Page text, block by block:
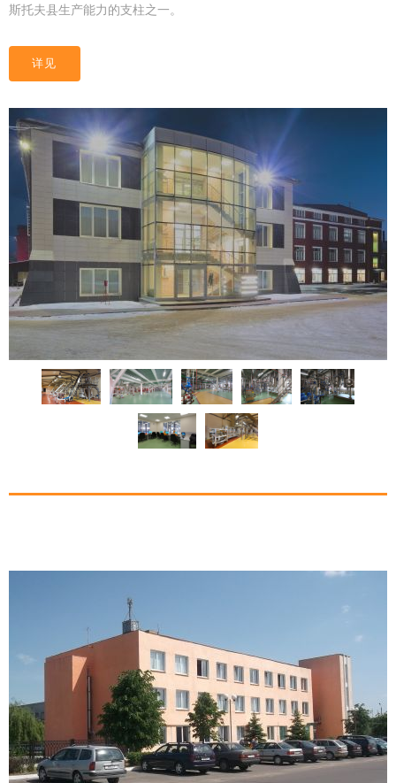
斯托夫县生产能力的支柱之一。
详见